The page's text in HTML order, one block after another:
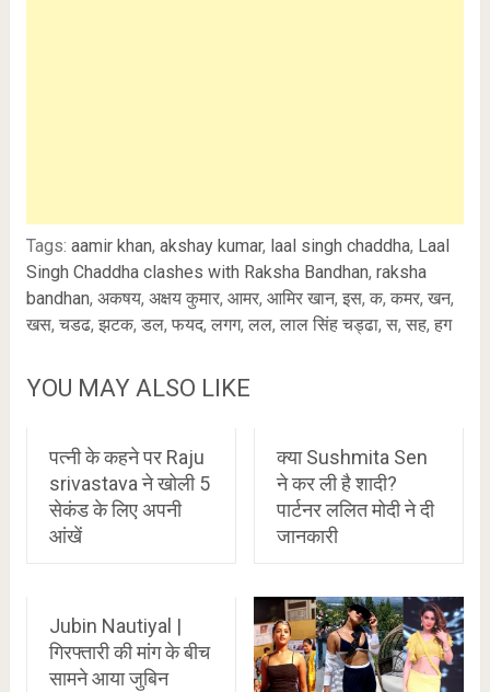
Tags: aamir khan, akshay kumar, laal singh chaddha, Laal
Singh Chaddha clashes with Raksha Bandhan, raksha
bandhan, अकषय, अक्षय कुमार, आमर, आमिर खान, इस, क, कमर, खन,
खस, चडढ, झटक, डल, फयद, लगग, लल, लाल सिंह चड्ढा, स, सह, हग
YOU MAY ALSO LIKE
पत्नी के कहने पर Raju
srivastava ने खोली 5
सेकंड के लिए अपनी
आंखें
क्या Sushmita Sen
ने कर ली है शादी?
पार्टनर ललित मोदी ने दी
जानकारी
Jubin Nautiyal |
गिरफ्तारी की मांग के बीच
सामने आया जुबिन